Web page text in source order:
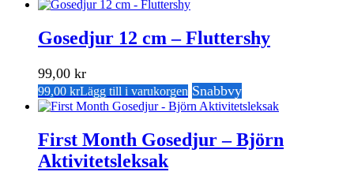
Gosedjur 12 cm – Fluttershy
99,00 kr
99,00 krLägg till i varukorgen Snabbvy
First Month Gosedjur – Björn
Aktivitetsleksak